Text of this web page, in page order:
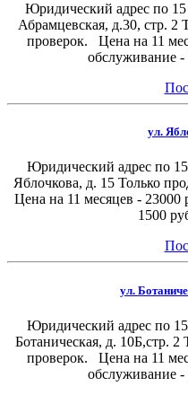
Юридический адрес по
Абрамцевская, д.30, стр. 2
проверок. Цена на 11
обслуживание -
ул.
Юридический адрес по
Яблочкова, д. 15 Только
Цена на 11 месяцев -
1500
ул.
Юридический адрес по
Ботаническая, д. 10Б,стр.
проверок. Цена на 11
обслуживание -